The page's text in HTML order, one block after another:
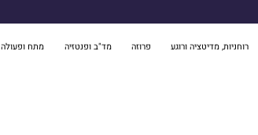
רוחניות, מדיטציה ורוגע פרוזה מד"ב ופנטזיה מתח ופעולה